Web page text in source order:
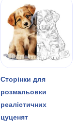
Сторінки для
розмальовки
реалістичних
цуценят